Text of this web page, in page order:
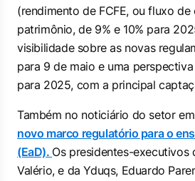
(rendimento de FCFE, ou fluxo
patrimônio, de 9% e 10% para
visibilidade sobre as novas
para 9 de maio e uma
para 2025, com a principal
Também no noticiário do setor
novo marco regulatório para o
(EaD). Os presidentes-executivos
Valério, e da Yduqs, Eduardo